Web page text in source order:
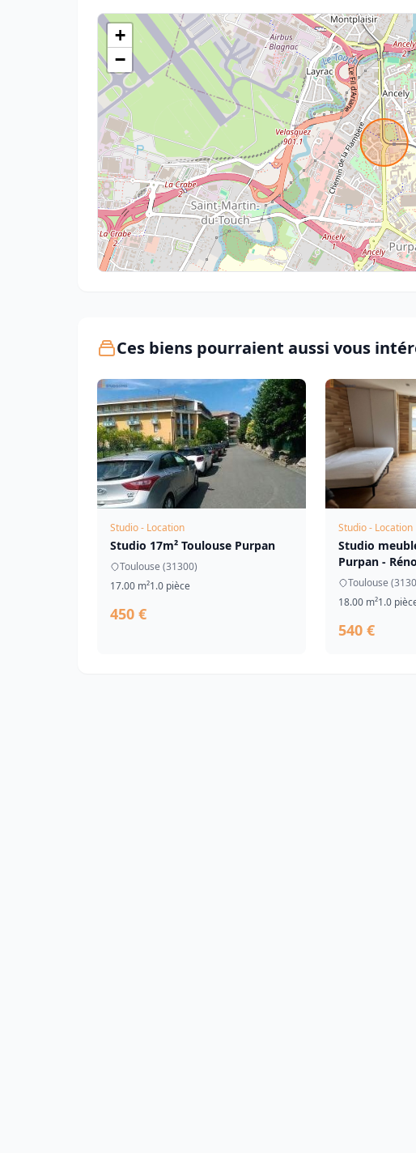
+
−
Ces biens pourraient aussi vous
Studio - Location
Studio 17m² Toulouse Purpan
Toulouse (31300)
17.00 m²1.0 pièce
450 €
Studio - Location
Studio
Purpan -
Toulouse
18.00 m²1.0
540 €